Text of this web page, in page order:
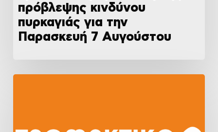
πρόβλεψης κινδύνου
πυρκαγιάς για την
Παρασκευή 7 Αυγούστου